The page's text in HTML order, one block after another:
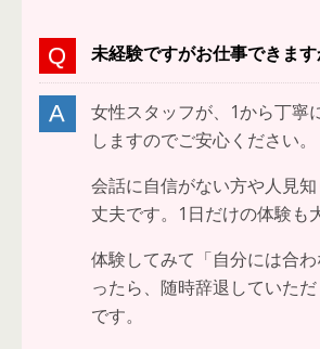
未経験ですがお仕事できます
女性スタッフが、1から丁寧
しますのでご安心ください。
会話に自信がない方や人見
丈夫です。1日だけの体験も
体験してみて「自分には合
ったら、随時辞退していた
です。